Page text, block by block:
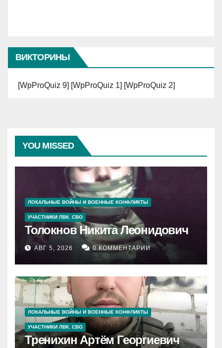
ВИКТОРИНЫ
[WpProQuiz 9] [WpProQuiz 1] [WpProQuiz 2]
YOU MISSED
ЛОКАЛЬНЫЕ ВОЙНЫ И ВОЕННЫЕ КОНФЛИКТЫ
УЧАСТНИКИ ЛВК. СВО
Толокнов Никита Леонидович
АВГ 5, 2026 0 КОММЕНТАРИИ
ЛОКАЛЬНЫЕ ВОЙНЫ И ВОЕННЫЕ КОНФЛИКТЫ
УЧАСТНИКИ ЛВК. СВО
Тренихин Артём Георгиевич